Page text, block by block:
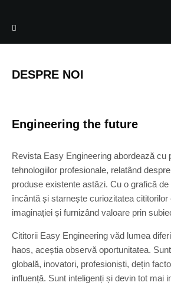
DESPRE NOI
Engineering the future
Revista Easy Engineering abordează cu
tehnologiilor profesionale, relatând
produse existente astăzi. Cu o grafică de
încântă și starnește curiozitatea cititorilor
imaginației și furnizând valoare prin
Cititorii Easy Engineering văd lumea
haos, aceștia observă oportunitatea.
globală, inovatori, profesioniști, dețin
influență. Sunt inteligenți și devin tot mai